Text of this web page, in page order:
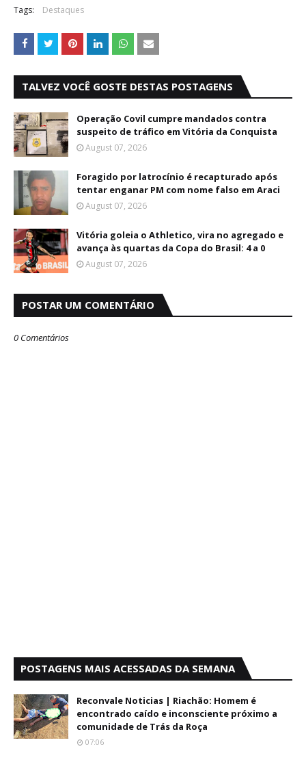
Tags: Destaques
TALVEZ VOCÊ GOSTE DESTAS POSTAGENS
Operação Covil cumpre mandados contra
suspeito de tráfico em Vitória da Conquista
August 07, 2026
Foragido por latrocínio é recapturado após
tentar enganar PM com nome falso em Araci
August 07, 2026
Vitória goleia o Athletico, vira no agregado e
avança às quartas da Copa do Brasil: 4 a 0
August 07, 2026
POSTAR UM COMENTÁRIO
0 Comentários
POSTAGENS MAIS ACESSADAS DA SEMANA
Reconvale Noticias | Riachão: Homem é
encontrado caído e inconsciente próximo a
comunidade de Trás da Roça
07:06